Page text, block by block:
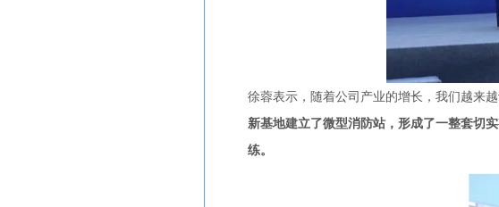
徐蓉表示，随着公司产业的增长，我们越来
新基地建立了微型消防站，形成了一整套切
练。